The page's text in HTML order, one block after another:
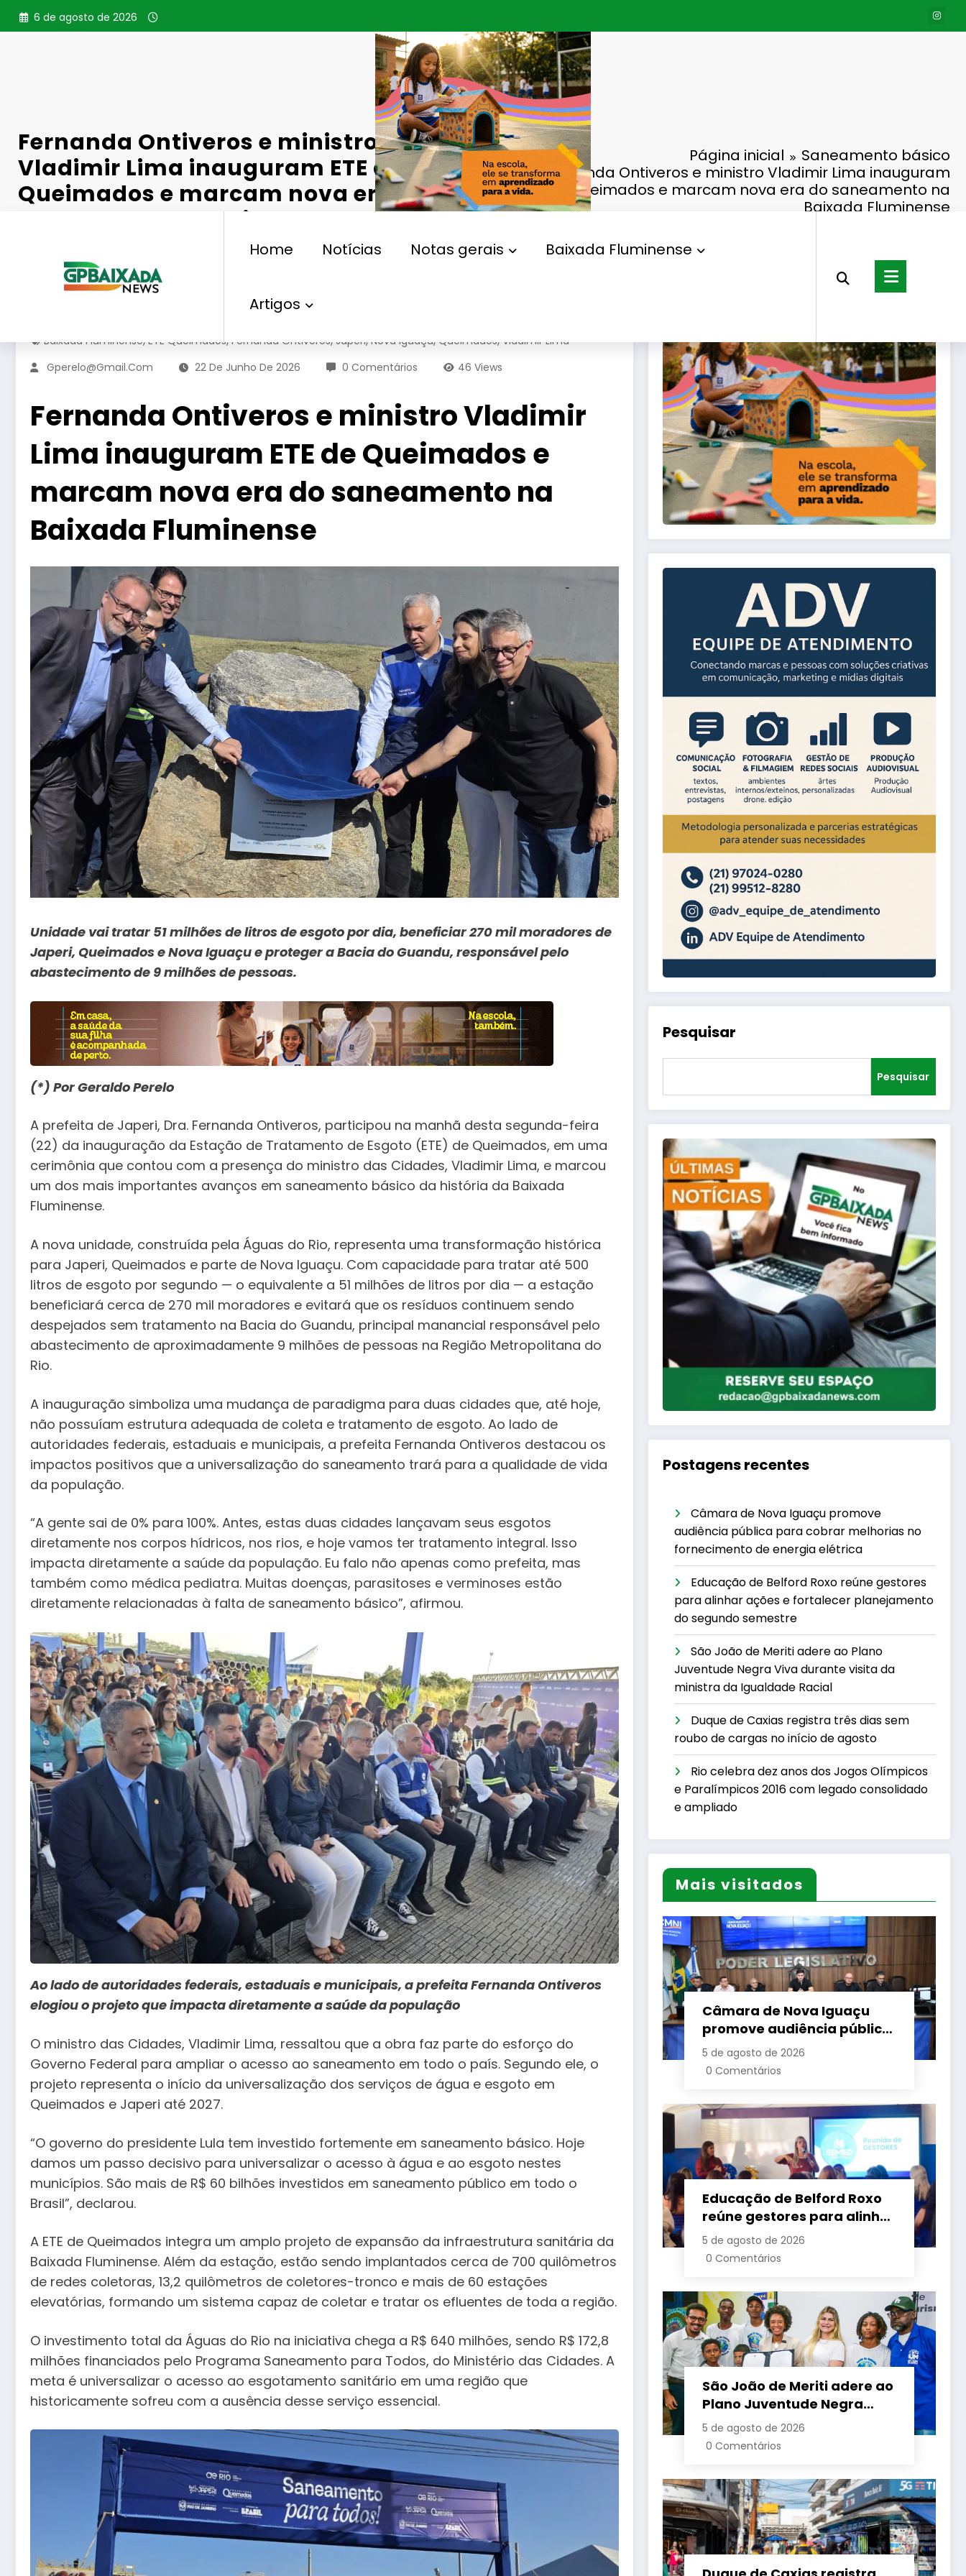
Pular
para
6 de agosto de 2026
Home Notícias Notas gerais Baixada Fluminense
Artigos
Fernanda Ontiveros e ministro
Vladimir Lima inauguram ETE de
Queimados e marcam nova era do
saneamento na Baixada Fluminense
Página inicial
Saneamento básico
Fernanda Ontiveros e ministro Vladimir Lima inauguram
ETE de Queimados e marcam nova era do saneamento na
Baixada Fluminense
Baixada Fluminense, ETE Queimados, Fernanda Ontiveros, Japeri, Nova Iguaçu, Queimados, Vladimir Lima
Gperelo@gmail.com
22 De Junho De 2026 0 Comentários 46 Views
Fernanda Ontiveros e ministro Vladimir
Lima inauguram ETE de Queimados e
marcam nova era do saneamento na
Baixada Fluminense
Unidade vai tratar 51 milhões de litros de esgoto por dia, beneficiar 270 mil moradores de
Japeri, Queimados e Nova Iguaçu e proteger a Bacia do Guandu, responsável pelo
abastecimento de 9 milhões de pessoas.
(*) Por Geraldo Perelo
A prefeita de Japeri, Dra. Fernanda Ontiveros, participou na manhã desta segunda-feira
(22) da inauguração da Estação de Tratamento de Esgoto (ETE) de Queimados, em uma
cerimônia que contou com a presença do ministro das Cidades, Vladimir Lima, e marcou
um dos mais importantes avanços em saneamento básico da história da Baixada
Fluminense.
A nova unidade, construída pela Águas do Rio, representa uma transformação histórica
para Japeri, Queimados e parte de Nova Iguaçu. Com capacidade para tratar até 500
litros de esgoto por segundo — o equivalente a 51 milhões de litros por dia — a estação
beneficiará cerca de 270 mil moradores e evitará que os resíduos continuem sendo
despejados sem tratamento na Bacia do Guandu, principal manancial responsável pelo
abastecimento de aproximadamente 9 milhões de pessoas na Região Metropolitana do
Rio.
A inauguração simboliza uma mudança de paradigma para duas cidades que, até hoje,
não possuíam estrutura adequada de coleta e tratamento de esgoto. Ao lado de
autoridades federais, estaduais e municipais, a prefeita Fernanda Ontiveros destacou os
impactos positivos que a universalização do saneamento trará para a qualidade de vida
da população.
“A gente sai de 0% para 100%. Antes, estas duas cidades lançavam seus esgotos
diretamente nos corpos hídricos, nos rios, e hoje vamos ter tratamento integral. Isso
impacta diretamente a saúde da população. Eu falo não apenas como prefeita, mas
também como médica pediatra. Muitas doenças, parasitoses e verminoses estão
diretamente relacionadas à falta de saneamento básico”, afirmou.
Ao lado de autoridades federais, estaduais e municipais, a prefeita Fernanda Ontiveros
elogiou o projeto que impacta diretamente a saúde da população
O ministro das Cidades, Vladimir Lima, ressaltou que a obra faz parte do esforço do
Governo Federal para ampliar o acesso ao saneamento em todo o país. Segundo ele, o
projeto representa o início da universalização dos serviços de água e esgoto em
Queimados e Japeri até 2027.
“O governo do presidente Lula tem investido fortemente em saneamento básico. Hoje
damos um passo decisivo para universalizar o acesso à água e ao esgoto nestes
municípios. São mais de R$ 60 bilhões investidos em saneamento público em todo o
Brasil”, declarou.
A ETE de Queimados integra um amplo projeto de expansão da infraestrutura sanitária da
Baixada Fluminense. Além da estação, estão sendo implantados cerca de 700 quilômetros
de redes coletoras, 13,2 quilômetros de coletores-tronco e mais de 60 estações
elevatórias, formando um sistema capaz de coletar e tratar os efluentes de toda a região.
O investimento total da Águas do Rio na iniciativa chega a R$ 640 milhões, sendo R$ 172,8
milhões financiados pelo Programa Saneamento para Todos, do Ministério das Cidades. A
meta é universalizar o acesso ao esgotamento sanitário em uma região que
historicamente sofreu com a ausência desse serviço essencial.
Pesquisar
Pesquisar
Postagens recentes
Câmara de Nova Iguaçu promove
audiência pública para cobrar melhorias no
fornecimento de energia elétrica
Educação de Belford Roxo reúne gestores
para alinhar ações e fortalecer planejamento
do segundo semestre
São João de Meriti adere ao Plano
Juventude Negra Viva durante visita da
ministra da Igualdade Racial
Duque de Caxias registra três dias sem
roubo de cargas no início de agosto
Rio celebra dez anos dos Jogos Olímpicos
e Paralímpicos 2016 com legado consolidado
e ampliado
Mais visitados
Câmara de Nova Iguaçu
promove audiência pública
para cobrar melhorias no
fornecimento de energia
5 de agosto de 2026
0 Comentários
Educação de Belford Roxo
reúne gestores para alinhar
ações e fortalecer
planejamento do segundo
5 de agosto de 2026
0 Comentários
São João de Meriti adere ao
Plano Juventude Negra
Viva durante visita da
ministra da Igualdade
5 de agosto de 2026
0 Comentários